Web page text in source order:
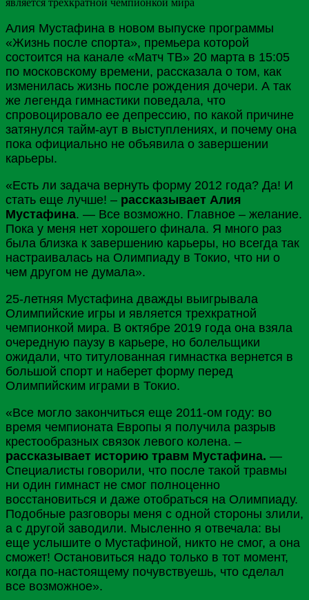
Алия Мустафина в новом выпуске программы
«Жизнь после спорта», премьера которой
состоится на канале «Матч ТВ» 20 марта в 15:05
по московскому времени, рассказала о том, как
изменилась жизнь после рождения дочери. А так
же легенда гимнастики поведала, что
спровоцировало ее депрессию, по какой причине
затянулся тайм-аут в выступлениях, и почему она
пока официально не объявила о завершении
карьеры.
«Есть ли задача вернуть форму 2012 года? Да! И
стать еще лучше! – рассказывает Алия
Мустафина. — Все возможно. Главное – желание.
Пока у меня нет хорошего финала. Я много раз
была близка к завершению карьеры, но всегда так
настраивалась на Олимпиаду в Токио, что ни о
чем другом не думала».
25-летняя Мустафина дважды выигрывала
Олимпийские игры и является трехкратной
чемпионкой мира. В октябре 2019 года она взяла
очередную паузу в карьере, но болельщики
ожидали, что титулованная гимнастка вернется в
большой спорт и наберет форму перед
Олимпийским играми в Токио.
«Все могло закончиться еще 2011-ом году: во
время чемпионата Европы я получила разрыв
крестообразных связок левого колена. –
рассказывает историю травм Мустафина. —
Специалисты говорили, что после такой травмы
ни один гимнаст не смог полноценно
восстановиться и даже отобраться на Олимпиаду.
Подобные разговоры меня с одной стороны злили,
а с другой заводили. Мысленно я отвечала: вы
еще услышите о Мустафиной, никто не смог, а она
сможет! Остановиться надо только в тот момент,
когда по-настоящему почувствуешь, что сделал
все возможное».